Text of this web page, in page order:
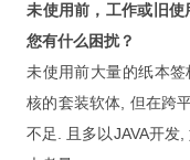
未使用前，工作或旧
您有什么困扰？
未使用前大量的纸本
核的套装软体, 但在跨
不足. 且多以JAVA开发